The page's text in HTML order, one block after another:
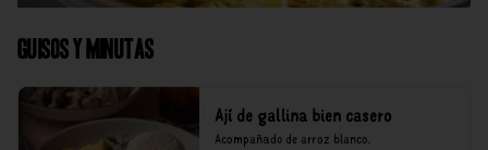
Guisos y Minutas
Ají de gallina bien casero
Acompañado de arroz blanco.